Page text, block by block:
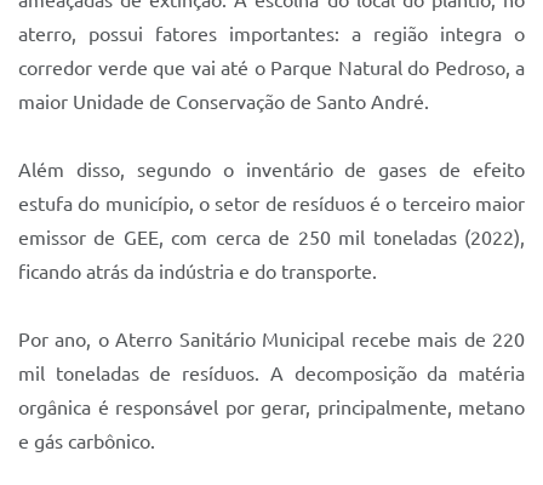
aterro, possui fatores importantes: a região integra o
corredor verde que vai até o Parque Natural do Pedroso, a
maior Unidade de Conservação de Santo André.
Além disso, segundo o inventário de gases de efeito
estufa do município, o setor de resíduos é o terceiro maior
emissor de GEE, com cerca de 250 mil toneladas (2022),
ficando atrás da indústria e do transporte.
Por ano, o Aterro Sanitário Municipal recebe mais de 220
mil toneladas de resíduos. A decomposição da matéria
orgânica é responsável por gerar, principalmente, metano
e gás carbônico.